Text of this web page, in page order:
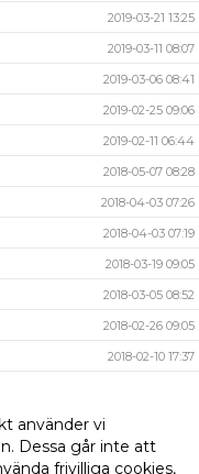
2019-03-21 13:25
2019-03-11 08:07
2019-03-06 08:41
2019-02-25 09:06
2019-02-11 06:44
2018-05-07 08:28
2018-04-03 07:26
2018-04-03 07:19
2018-03-19 09:05
2018-03-05 08:52
2018-02-26 09:05
2018-02-10 17:37
2018-01-15 11:41
använder vi
Dessa går inte att
frivilliga cookies,